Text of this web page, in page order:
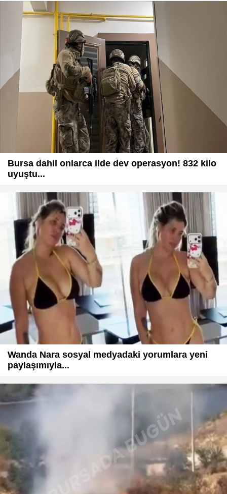
Bursa dahil onlarca ilde dev operasyon! 832 kilo
uyuştu...
Wanda Nara sosyal medyadaki yorumlara yeni
paylaşımıyla...